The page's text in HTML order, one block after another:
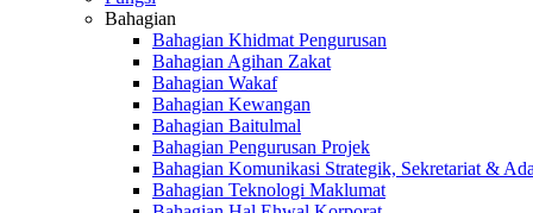
Bahagian
Bahagian Khidmat Pengurusan
Bahagian Agihan Zakat
Bahagian Wakaf
Bahagian Kewangan
Bahagian Baitulmal
Bahagian Pengurusan Projek
Bahagian Komunikasi Strategik, Sekretariat &
Bahagian Teknologi Maklumat